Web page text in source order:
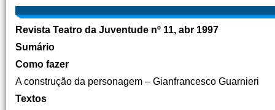
Revista Teatro da Juventude nº 11, abr 1997
Sumário
Como fazer
A construção da personagem – Gianfrancesco Guarnieri
Textos